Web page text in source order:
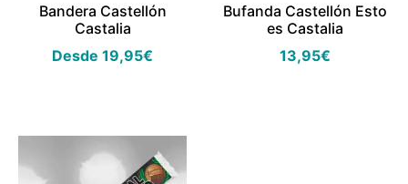
Bandera Castellón
Castalia
Desde19,95€
Bufanda Castellón Esto
es Castalia
13,95€